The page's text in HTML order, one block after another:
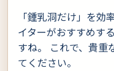
「鍾乳洞だけ」を効
イターがおすすめす
すね。 これで、貴重
てください。